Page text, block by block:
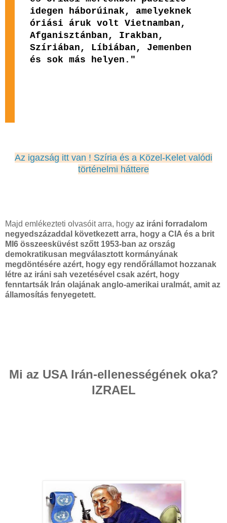
idegen háborúinak, amelyeknek
óriási áruk volt Vietnamban,
Afganisztánban, Irakban,
Szíriában, Líbiában, Jemenben
és sok más helyen."
Az igazság itt van ! Szíria és a Közel-Kelet valódi
történelmi háttere
Majd emlékezteti olvasóit arra, hogy az iráni forradalom
negyedszázaddal következett arra, hogy a CIA és a brit
MI6 összeesküvést szőtt 1953-ban az ország
demokratikusan megválasztott kormányának
megdöntésére azért, hogy egy rendőrállamot hozzanak
létre az iráni sah vezetésével csak azért, hogy
fenntartsák Irán olajának anglo-amerikai uralmát, amit az
államosítás fenyegetett.
Mi az USA Irán-ellenességének oka?
IZRAEL